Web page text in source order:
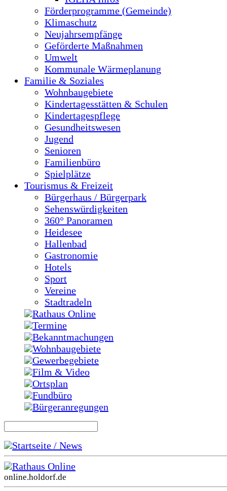
Förderprogramme (Gemeinde)
Klimaschutz
Neujahrsempfänge
Geförderte Maßnahmen
Umwelt
Kommunale Wärmeplanung
Familie & Soziales
Wohnbaugebiete
Kindertagesstätten & Schulen
Kindertagespflege
Gesundheitswesen
Jugend
Senioren
Familienbüro
Spielplätze
Tourismus & Freizeit
Bürgerhaus / Bürgerpark
Sehenswürdigkeiten
360° Panoramen
Heidesee
Hallenbad
Gastronomie
Hotels
Sport
Vereine
Stadtradeln
Rathaus Online
Termine
Bekanntmachungen
Wohnbaugebiete
Gewerbegebiete
Film & Video
Ortsplan
Fundbüro
Bürgeranregungen
Startseite / News
Rathaus Online
online.holdorf.de